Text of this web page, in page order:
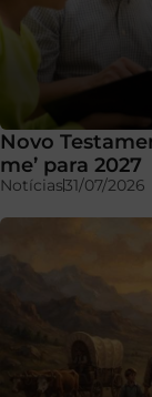
Novo
me’ para 2027
Notícias31/07/2026